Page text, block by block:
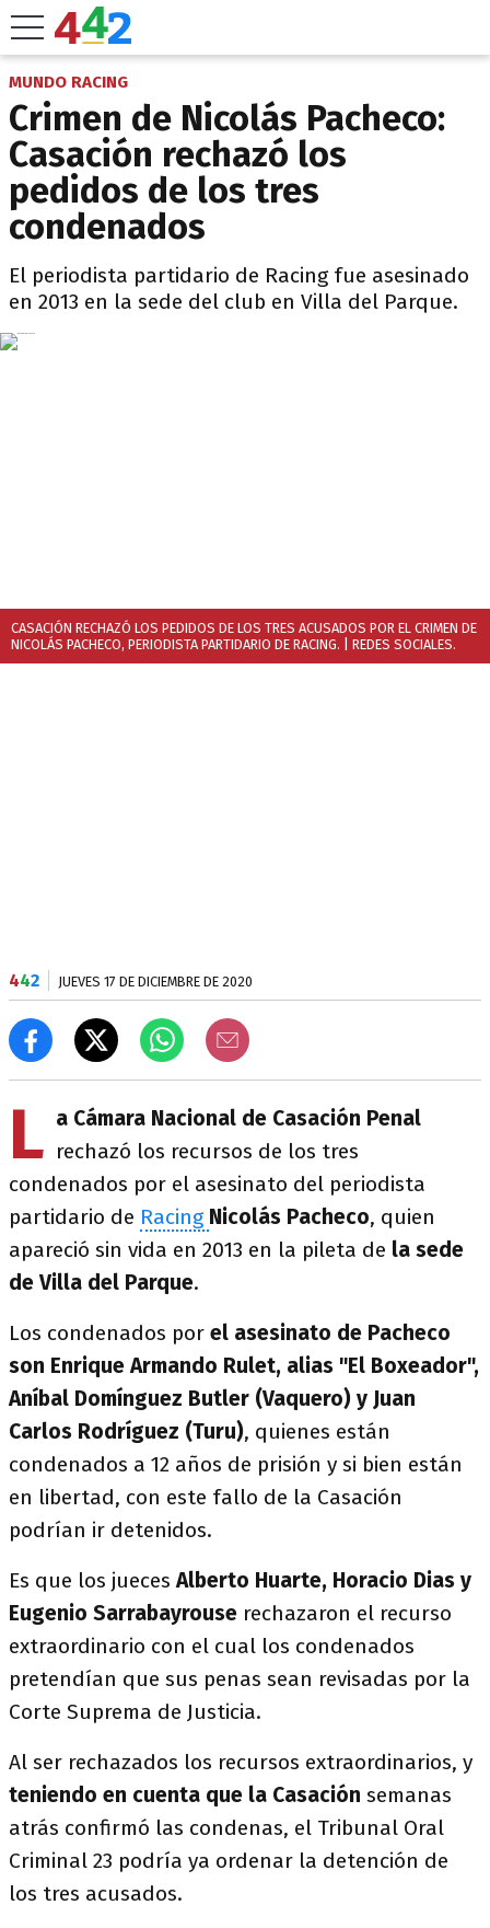
MUNDO RACING
Crimen de Nicolás Pacheco:
Casación rechazó los
pedidos de los tres
condenados
El periodista partidario de Racing fue asesinado
en 2013 en la sede del club en Villa del Parque.
CASACIÓN RECHAZÓ LOS PEDIDOS DE LOS TRES ACUSADOS POR EL CRIMEN DE
NICOLÁS PACHECO, PERIODISTA PARTIDARIO DE RACING. | REDES SOCIALES.
442 JUEVES 17 DE DICIEMBRE DE 2020
L a Cámara Nacional de Casación Penal
rechazó los recursos de los tres
condenados por el asesinato del periodista
partidario de Racing Nicolás Pacheco, quien
apareció sin vida en 2013 en la pileta de la sede
de Villa del Parque.
Los condenados por el asesinato de Pacheco
son Enrique Armando Rulet, alias "El Boxeador",
Aníbal Domínguez Butler (Vaquero) y Juan
Carlos Rodríguez (Turu), quienes están
condenados a 12 años de prisión y si bien están
en libertad, con este fallo de la Casación
podrían ir detenidos.
Es que los juecesAlberto Huarte, Horacio Dias y
Eugenio Sarrabayrouse rechazaron el recurso
extraordinario con el cual los condenados
pretendían que sus penas sean revisadas por la
Corte Suprema de Justicia.
Al ser rechazados los recursos extraordinarios, y
teniendo en cuenta que la Casación semanas
atrás confirmó las condenas, el Tribunal Oral
Criminal 23 podría ya ordenar la detención de
los tres acusados.